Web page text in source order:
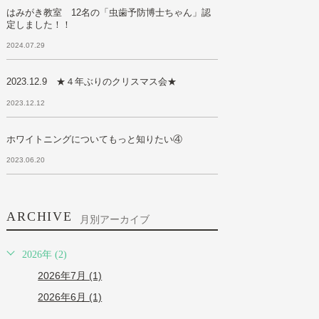
はみがき教室 12名の「虫歯予防博士ちゃん」認
定しました！！
2024.07.29
2023.12.9 ★４年ぶりのクリスマス会★
2023.12.12
ホワイトニングについてもっと知りたい④
2023.06.20
ARCHIVE 月別アーカイブ
2026年 (2)
2026年7月 (1)
2026年6月 (1)